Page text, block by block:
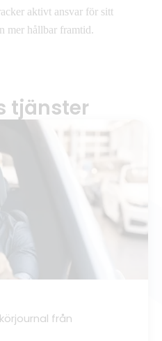
aktivt ansvar för sitt
mer hållbar framtid.
tjänster
från